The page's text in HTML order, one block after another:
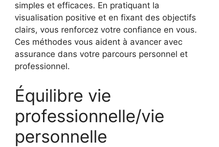
simples et efficaces. En pratiquant la
visualisation positive et en fixant des objectifs
clairs, vous renforcez votre confiance en vous.
Ces méthodes vous aident à avancer avec
assurance dans votre parcours personnel et
professionnel.
Équilibre vie
professionnelle/vie
personnelle